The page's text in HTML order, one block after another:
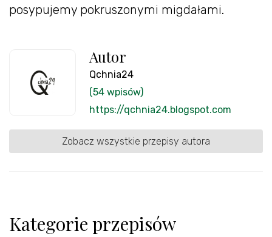
posypujemy pokruszonymi migdałami.
Autor
Qchnia24
(54 wpisów)
https://qchnia24.blogspot.com
Zobacz wszystkie przepisy autora
Kategorie przepisów